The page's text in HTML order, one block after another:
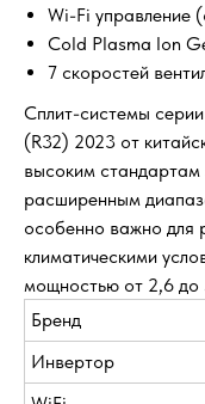
Wi-Fi управление
Cold Plasma Ion
7
Сплит-системы
(R32) 2023 от
высоким стандартам
расширенным
особенно важно для
климатическими
мощностью от 2,6 до
Бренд
Инвертор